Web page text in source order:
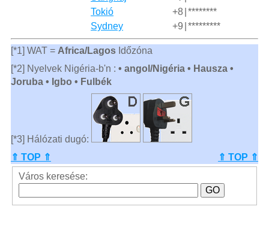
Tokió
+8 ********
Sydney
+9 *********
[*1] WAT = Africa/LagosIdőzóna
[*2] Nyelvek Nigéria-b'n : • angol/Nigéria • Hausza •
Joruba • Igbo • Fulbék
[*3] Hálózati dugó:
⇑ TOP ⇑
⇑ TOP ⇑
Város keresése: